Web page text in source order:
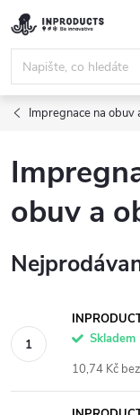
Přejít
na
obsah
Impregnace na obuv
obuv a
Skladem
10,74 Kč